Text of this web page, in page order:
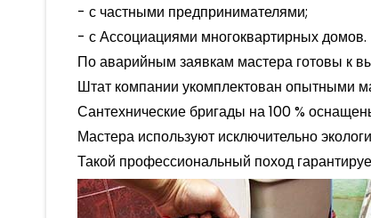
- с частными предпринимателями;
- с Ассоциациями многоквартирных домов.
По аварийным заявкам мастера готовы к
Штат компании укомплектован опытными
Сантехнические бригады на 100 %
Мастера используют исключительно
Такой профессиональный поход